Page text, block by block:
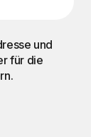
und
für die